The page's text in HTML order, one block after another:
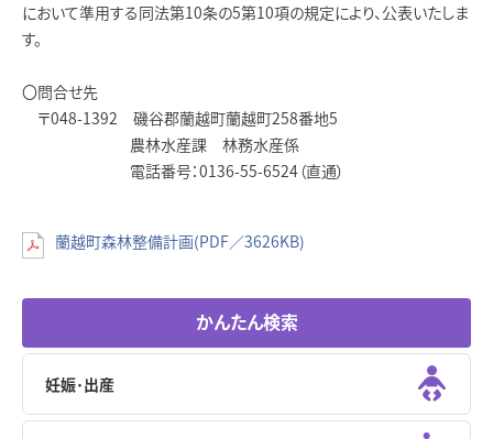
において準用する同法第10条の5第10項の規定により、公表いたしま
す。
〇問合せ先
〒048-1392 磯谷郡蘭越町蘭越町258番地5
農林水産課 林務水産係
電話番号：0136-55-6524（直通）
蘭越町森林整備計画(PDF／3626KB)
かんたん検索
妊娠･出産